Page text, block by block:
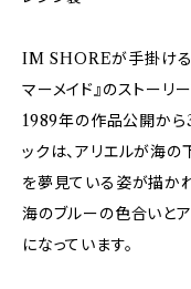
IM SHOREが手掛ける
マーメイド』のストーリ
1989年の作品公開から
ックは、アリエルが海
を夢見ている姿が描か
海のブルーの色合いと
になっています。